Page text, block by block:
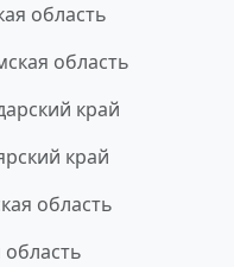
область
область
край
край
область
область